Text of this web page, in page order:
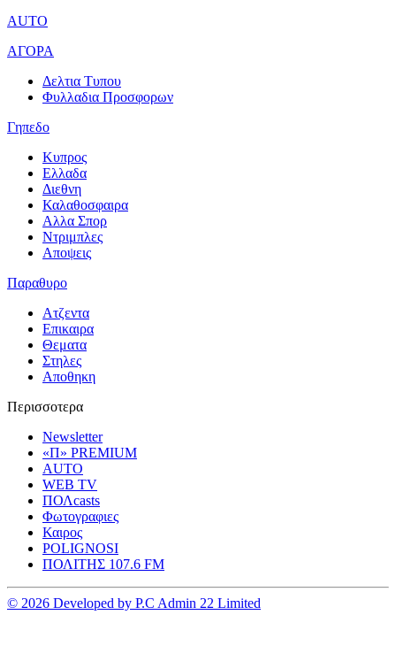
AUTO
ΑΓΟΡΑ
Δελτια Τυπου
Φυλλαδια Προσφορων
Γηπεδο
Κυπρος
Ελλαδα
Διεθνη
Καλαθοσφαιρα
Αλλα Σπορ
Ντριμπλες
Αποψεις
Παραθυρο
Ατζεντα
Επικαιρα
Θεματα
Στηλες
Αποθηκη
Περισσοτερα
Newsletter
«Π» PREMIUM
AUTO
WEB TV
ΠΟΛcasts
Φωτογραφιες
Καιρος
POLIGNOSI
ΠΟΛΙΤΗΣ 107.6 FM
© 2026 Developed by P.C Admin 22 Limited